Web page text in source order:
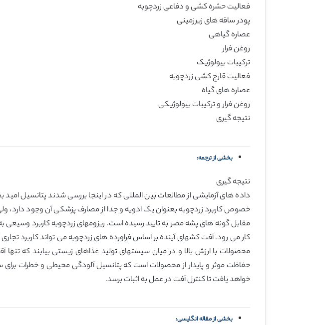
فعالیت حشره کشی و دفاعی زردچوبه
پودر ساقه های زیرزمینی
عصاره گیاهی
روغن فرار
ترکیبات بیولوژیک
فعالیت قارچ کشی زردچوبه
عصاره های گیاه
روغن فرار و ترکیبات بیولوژیکی
نتیجه گیری
بخشی از ترجمه:
نتیجه گیری
داده های آزمایشی از مطالعات بین المللی که در اینجا بررسی شدند پتانسیل
خصوص کاربرد زردچوبه بعنوان یک ادویه و جدا از مصارف پزشکی آن وجود
مقابل گونه های پشه مضر به تایید رسیده است. ریزومهای زردچوبه کاربرد
کار می رود. آفت کشهای آینده بر اساس فراورده های زردچوبه می تواند کاربرد
محصولات با ارزش بالا و در میان سیستهای تولید غذاهای زیستی بیابند که
حفاظت موثر و پایدار از محصولات است که پتانسیل آلودگی محیطی و خطرات برای
خواهد یافت تا کنترل آفت در عمل به اثبات برسد.
بخشی از مقاله انگلیسی: